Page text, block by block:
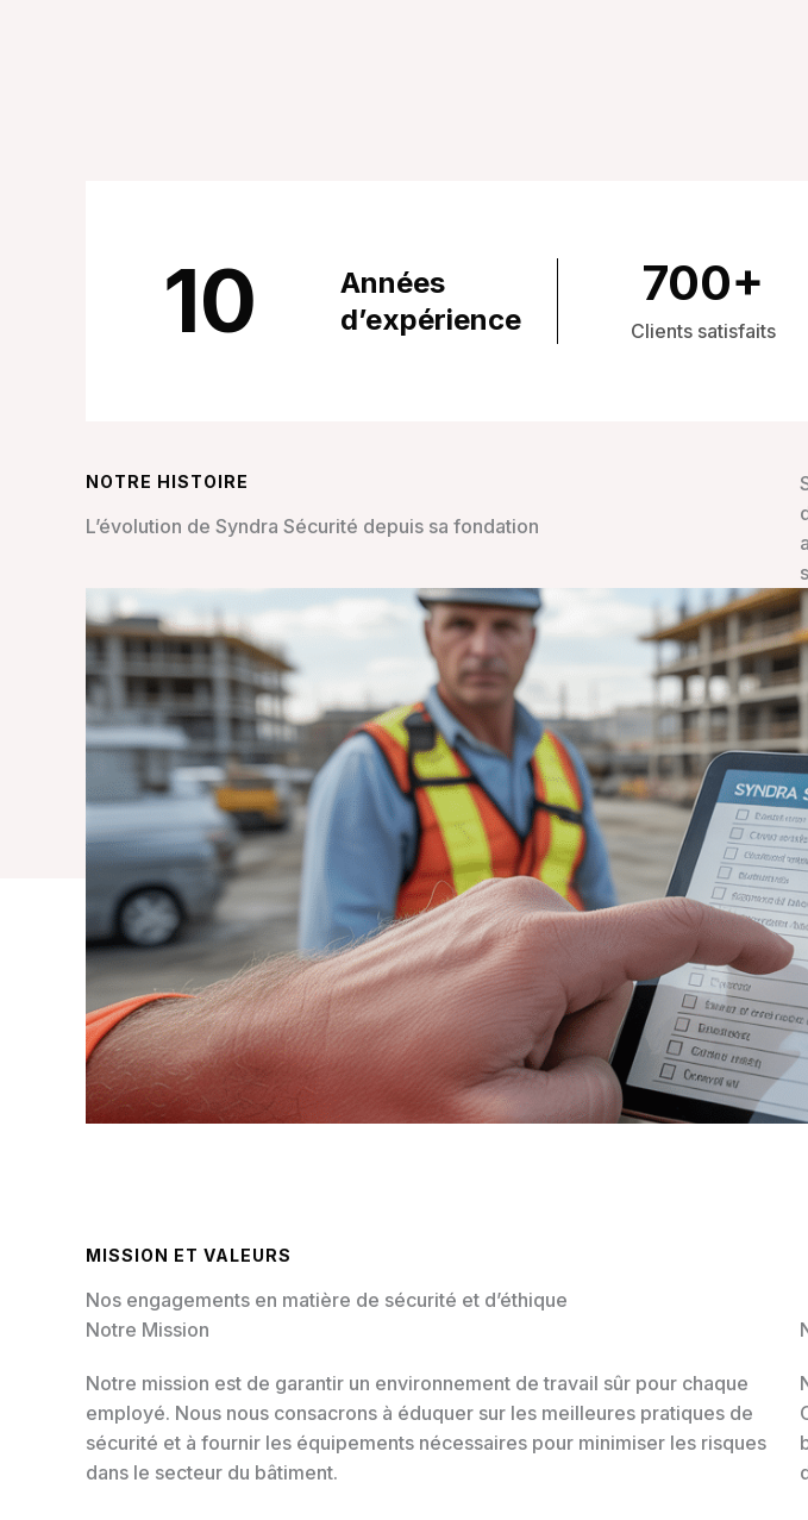
10
Années
d’expérience
700+
Clients satisfaits
NOTRE HISTOIRE
L’évolution de Syndra Sécurité depuis sa fondation
MISSION ET VALEURS
Nos engagements en matière de sécurité et d’éthique
Notre Mission
Notre mission est de garantir un environnement de travail sûr pour chaque
employé. Nous nous consacrons à éduquer sur les meilleures pratiques de
sécurité et à fournir les équipements nécessaires pour minimiser les risques
dans le secteur du bâtiment.